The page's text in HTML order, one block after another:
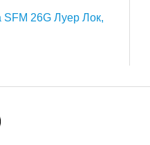
SFM 26G Луер Лок,